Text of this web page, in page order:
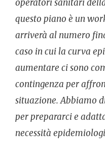
operatori sanitari
questo piano è un
arriverà al numero
caso in cui la curva
aumentare ci sono
contingenza per
situazione. Abbiamo
per prepararci e
necessità